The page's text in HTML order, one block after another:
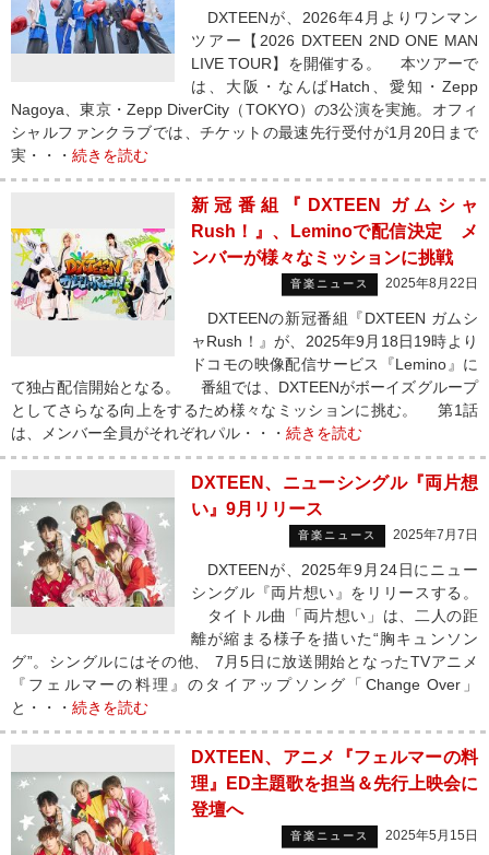
DXTEENが、2026年4月よりワンマン
ツアー【2026 DXTEEN 2ND ONE MAN
LIVE TOUR】を開催する。 本ツアーで
は、大阪・なんばHatch、愛知・Zepp
Nagoya、東京・Zepp DiverCity（TOKYO）の3公演を実施。オフィ
シャルファンクラブでは、チケットの最速先行受付が1月20日まで
実・・・ 続きを読む
新冠番組『DXTEEN ガムシャ
Rush！』、Leminoで配信決定 メ
ンバーが様々なミッションに挑戦
音楽ニュース 2025年8月22日
DXTEENの新冠番組『DXTEEN ガムシ
ャRush！』が、2025年9月18日19時より
ドコモの映像配信サービス『Lemino』に
て独占配信開始となる。 番組では、DXTEENがボーイズグループ
としてさらなる向上をするため様々なミッションに挑む。 第1話
は、メンバー全員がそれぞれパル・・・ 続きを読む
DXTEEN、ニューシングル『両片想
い』9月リリース
音楽ニュース 2025年7月7日
DXTEENが、2025年9月24日にニュー
シングル『両片想い』をリリースする。
タイトル曲「両片想い」は、二人の距
離が縮まる様子を描いた“胸キュンソン
グ”。シングルにはその他、 7月5日に放送開始となったTVアニメ
『フェルマーの料理』のタイアップソング「Change Over」
と・・・ 続きを読む
DXTEEN、アニメ『フェルマーの料
理』ED主題歌を担当＆先行上映会に
登壇へ
音楽ニュース 2025年5月15日